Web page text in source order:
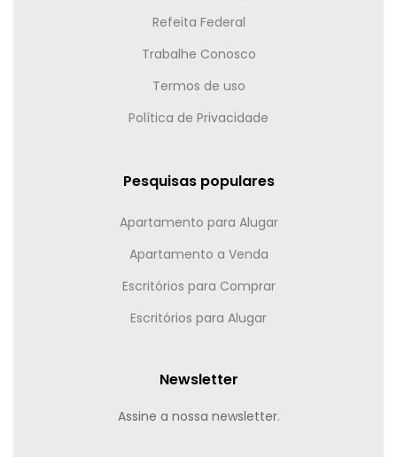
Refeita Federal
Trabalhe Conosco
Termos de uso
Política de Privacidade
Pesquisas populares
Apartamento para Alugar
Apartamento a Venda
Escritórios para Comprar
Escritórios para Alugar
Newsletter
Assine a nossa newsletter.